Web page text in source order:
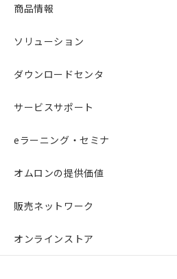
商品情報
ソリューション
ダウンロードセンタ
サービスサポート
eラーニング・セミナ
オムロンの提供価値
販売ネットワーク
オンラインストア
白
在庫状況および標準
マイパーツ機能（部
メンバーズにご登録
お客様が当ウェブサ
および当社の共同利
品・サービスに関す
をご了承ください。
の共同利用に関して"
用者の範囲」に記載